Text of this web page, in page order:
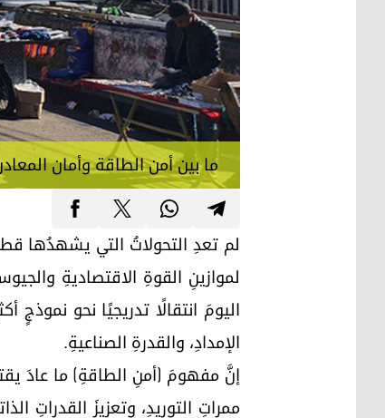
ما بين أمن الطاقة وأمان
لم تعدِ التحولاتُ التي يشهدُها
لموازينِ القوةِ الاقتصاديةِ
اليومَ انتقالًا تدريجيًا نحو نموذجٍ
الإمدادِ، والقدرةِ الصناعيةِ.
إنَّ مفهومَ (أمنِ الطاقةِ) ما عادَ
ممراتِ التوريدِ، وتعزيزَ القدراتِ